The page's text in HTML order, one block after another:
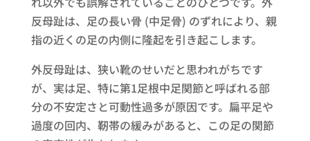
反母趾は、足の長い骨 (中足骨) のずれにより、親
指の近くの足の内側に隆起を引き起こします。
外反母趾は、狭い靴のせいだと思われがちです
が、実は足、特に第1足根中足関節と呼ばれる部
分の不安定さと可動性過多が原因です。扁平足や
過度の回内、靭帯の緩みがあると、この足の関節